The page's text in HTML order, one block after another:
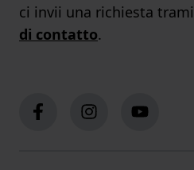
ci invii una richiesta
di contatto.